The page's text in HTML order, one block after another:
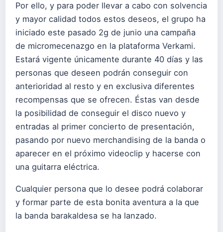
Por ello, y para poder llevar a cabo con solvencia
y mayor calidad todos estos deseos, el grupo ha
iniciado este pasado 2g de junio una campaña
de micromecenazgo en la plataforma Verkami.
Estará vigente únicamente durante 40 días y las
personas que deseen podrán conseguir con
anterioridad al resto y en exclusiva diferentes
recompensas que se ofrecen. Éstas van desde
la posibilidad de conseguir el disco nuevo y
entradas al primer concierto de presentación,
pasando por nuevo merchandising de la banda o
aparecer en el próximo videoclip y hacerse con
una guitarra eléctrica.
Cualquier persona que lo desee podrá colaborar
y formar parte de esta bonita aventura a la que
la banda barakaldesa se ha lanzado.